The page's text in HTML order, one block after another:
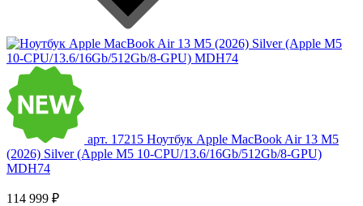
арт. 17215 Ноутбук Apple MacBook Air 13 M5
(2026) Silver (Apple M5 10-CPU/13.6/16Gb/512Gb/8-GPU)
MDH74
114 999 ₽